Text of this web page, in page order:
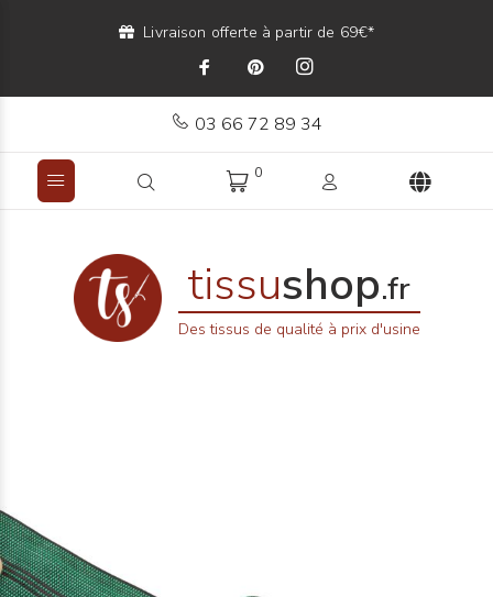
Livraison offerte à partir de 69€*
03 66 72 89 34
0
tissushop.fr
Des tissus de qualité à prix d'usine